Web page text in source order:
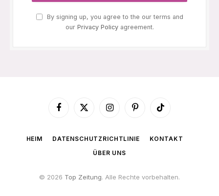
By signing up, you agree to the our terms and
our Privacy Policyagreement.
Facebook
X
InstagramPinterestTikTok
HEIM DATENSCHUTZRICHTLINIE
KONTAKT
ÜBER UNS
© 2026 Top Zeitung. Alle Rechte vorbehalten.